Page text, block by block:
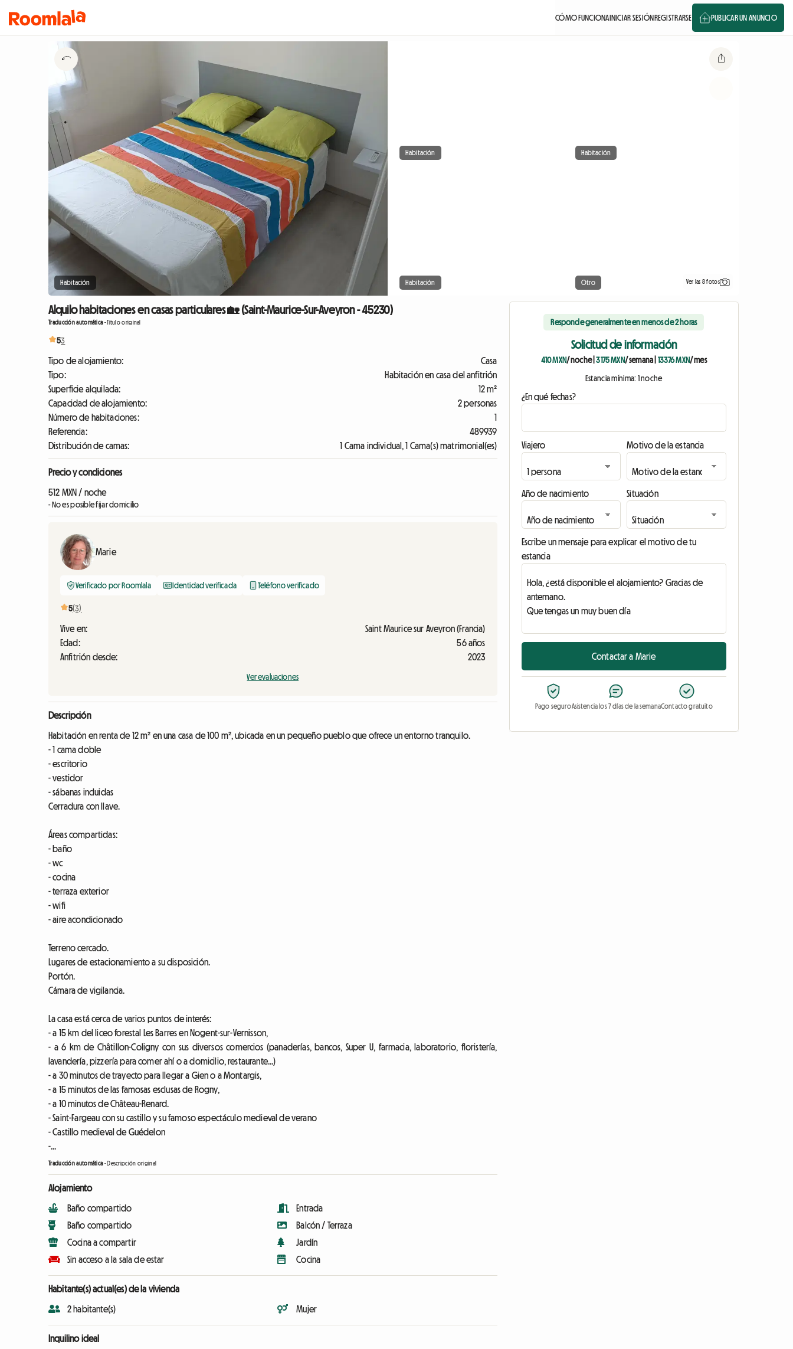
CÓMO FUNCIONAINICIAR SESIÓNREGISTRARSE PUBLICAR UN ANUNCIO
Habitación
Habitación Habitación
Habitación Otro Ver las 8 fotos
Alquilo habitaciones en casas particulares 🏡 (Saint-Maurice-Sur-Aveyron - 45230)
Traducción automática-Título original
53
Tipo de alojamiento:
Casa
Tipo:
Habitación en casa del anfitrión
Superficie alquilada:
12 m²
Capacidad de alojamiento:
2 personas
Número de habitaciones:
1
Referencia:
489939
Distribución de camas:
1 Cama individual, 1 Cama(s) matrimonial(es)
Precio y condiciones
512 MXN / noche
- No es posible fijar domicilio
Marie
Verificado por Roomlala Identidad verificada Teléfono verificado
5(3)
Vive en:
Saint Maurice sur Aveyron (Francia)
Edad:
56 años
Anfitrión desde:
2023
Ver evaluaciones
Descripción
Habitación en renta de 12 m² en una casa de 100 m², ubicada en un pequeño pueblo que ofrece un entorno tranquilo.
- 1 cama doble
- escritorio
- vestidor
- sábanas incluidas
Cerradura con llave.
Áreas compartidas:
- baño
- wc
- cocina
- terraza exterior
- wifi
- aire acondicionado
Terreno cercado.
Lugares de estacionamiento a su disposición.
Portón.
Cámara de vigilancia.
La casa está cerca de varios puntos de interés:
- a 15 km del liceo forestal Les Barres en Nogent-sur-Vernisson,
- a 6 km de Châtillon-Coligny con sus diversos comercios (panaderías, bancos, Super U, farmacia, laboratorio, floristería,
lavandería, pizzería para comer ahí o a domicilio, restaurante...)
- a 30 minutos de trayecto para llegar a Gien o a Montargis,
- a 15 minutos de las famosas esclusas de Rogny,
- a 10 minutos de Château-Renard.
- Saint-Fargeau con su castillo y su famoso espectáculo medieval de verano
- Castillo medieval de Guédelon
-...
Traducción automática-Descripción original
Alojamiento
Baño compartido
Baño compartido
Cocina a compartir
Sin acceso a la sala de estar
Entrada
Balcón / Terraza
Jardín
Cocina
Habitante(s) actual(es) de la vivienda
2 habitante(s) Mujer
Inquilino ideal
Responde generalmente en menos de 2 horas
Solicitud de información
410 MXN/ noche|3175 MXN/ semana 13376 MXN/ mes
Estancia mínima: 1 noche
¿En qué fechas?
Viajero Motivo de la estancia
Año de nacimiento Situación
Escribe un mensaje para explicar el motivo de tu
estancia
Contactar a Marie
Pago seguroAsistencia los 7 días de la semanaContacto gratuito